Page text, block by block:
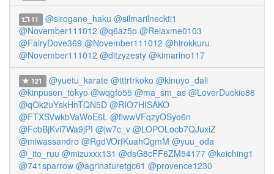
11 @sirogane_haku @silmarilneckti1
@November111012 @q6az5o @Relaxme0103
@FairyDove369 @November111012 @hirokkuru
@November111012 @ditzyzesty @kimarino117
121 @yuetu_karate @tttrtrkoko @kinuyo_dali
@kinpusen_tokyo @wqgfo55 @ma_sm_as @LoverDuckie88
@qOk2uYskHnTQN5D @RIO7HISAKO
@FTXSVwkbVaWoE6L @fiwwVFqzyOSyo6n
@FcbBjKvi7Wa9jPI @jw7c_v @LOPOLocb7QJuxiZ
@miwassandro @RgdVOrfKuahQgmM @yuu_oda
@_ito_ruu @mizuxxx131 @dsG8cFF6ZM54177 @keiching1
@741sparrow @agrinaturetgc61 @provence1230